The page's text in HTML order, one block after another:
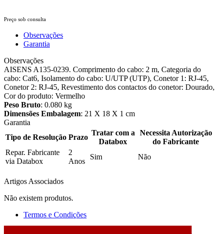
Preço sob consulta
Observações
Garantia
Observações
AISENS A135-0239. Comprimento do cabo: 2 m, Categoria do
cabo: Cat6, Isolamento do cabo: U/UTP (UTP), Conetor 1: RJ-45,
Conetor 2: RJ-45, Revestimento dos contactos do conetor: Dourado,
Cor do produto: Vermelho
Peso Bruto: 0.080 kg
Dimensões Embalagem: 21 X 18 X 1 cm
Garantia
Tipo de Resolução Prazo
Tratar com a
Databox
Necessita Autorização
do Fabricante
Repar. Fabricante
via Databox
2
Anos
Sim Não
Artigos Associados
Não existem produtos.
Termos e Condições